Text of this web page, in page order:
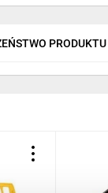
PRODUKTU